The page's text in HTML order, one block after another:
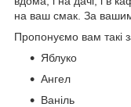
на ваш смак. За вашим
Пропонуємо вам такі
Яблуко
Ангел
Ваніль